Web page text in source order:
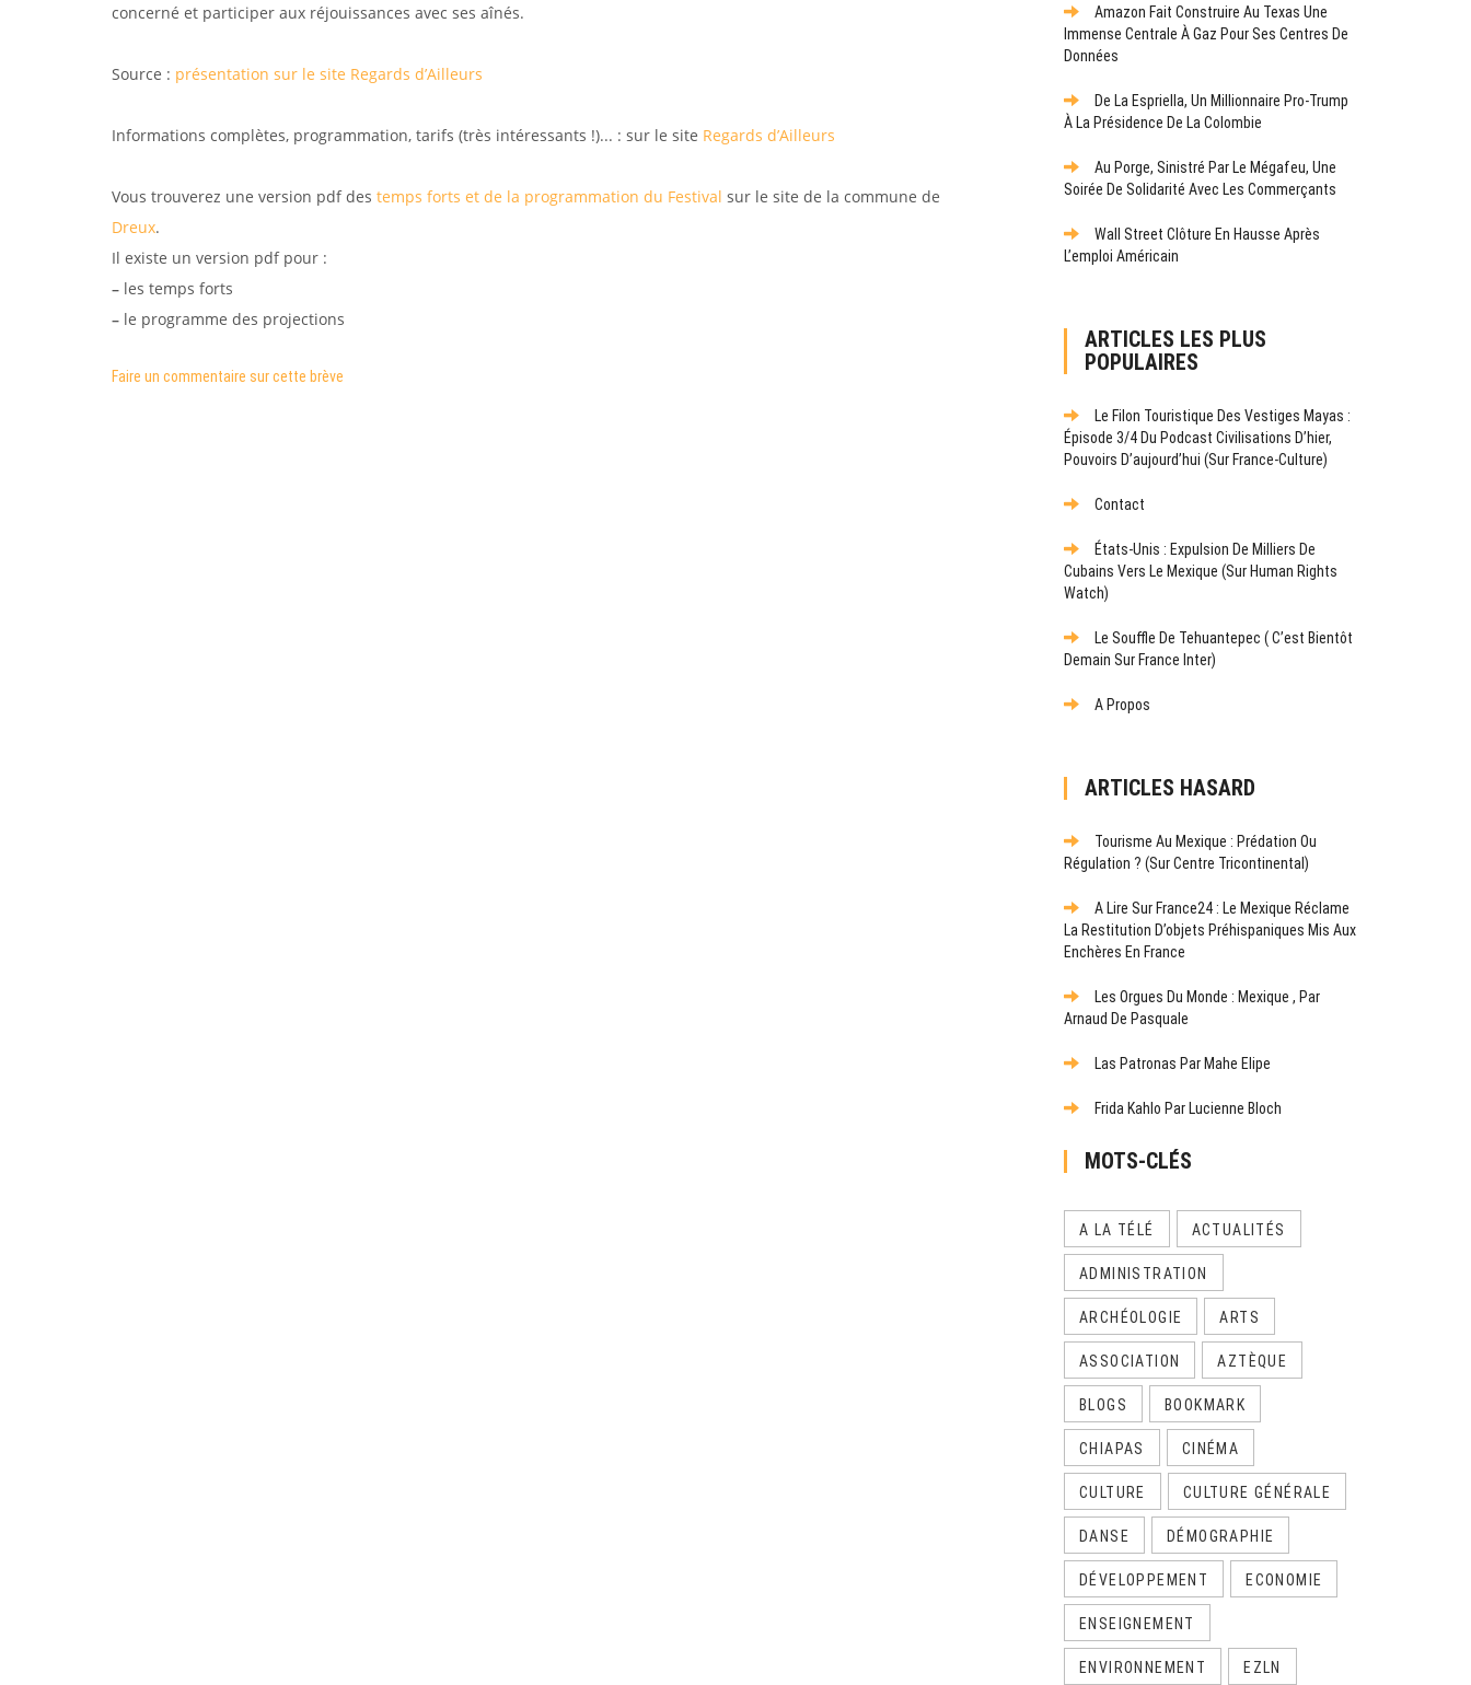
concerné et participer aux réjouissances avec ses aînés.
Source : présentation sur le site Regards d’Ailleurs
Informations complètes, programmation, tarifs (très intéressants !)... : sur le site Regards d’Ailleurs
Vous trouverez une version pdf des temps forts et de la programmation du Festival sur le site de la commune de
Dreux.
Il existe un version pdf pour :
– les temps forts
– le programme des projections
Faire un commentaire sur cette brève
Amazon Fait Construire Au Texas Une
Immense Centrale À Gaz Pour Ses Centres De
Données
De La Espriella, Un Millionnaire Pro-Trump
À La Présidence De La Colombie
Au Porge, Sinistré Par Le Mégafeu, Une
Soirée De Solidarité Avec Les Commerçants
Wall Street Clôture En Hausse Après
L’emploi Américain
ARTICLES LES PLUS
POPULAIRES
Le Filon Touristique Des Vestiges Mayas :
Épisode 3/4 Du Podcast Civilisations D’hier,
Pouvoirs D’aujourd’hui (sur France-Culture)
Contact
États-Unis : Expulsion De Milliers De
Cubains Vers Le Mexique (sur Human Rights
Watch)
Le Souffle De Tehuantepec ( C’est Bientôt
Demain Sur France Inter)
A Propos
ARTICLES HASARD
Tourisme Au Mexique : Prédation Ou
Régulation ? (Sur Centre Tricontinental)
A Lire Sur France24 : Le Mexique Réclame
La Restitution D’objets Préhispaniques Mis Aux
Enchères En France
Les Orgues Du Monde : Mexique , Par
Arnaud De Pasquale
Las Patronas Par Mahe Elipe
Frida Kahlo Par Lucienne Bloch
MOTS-CLÉS
A LA TÉLÉ ACTUALITÉS
ADMINISTRATION
ARCHÉOLOGIE ARTS
ASSOCIATION AZTÈQUE
BLOGS BOOKMARK
CHIAPAS CINÉMA
CULTURE CULTURE GÉNÉRALE
DANSE DÉMOGRAPHIE
DÉVELOPPEMENT ECONOMIE
ENSEIGNEMENT
ENVIRONNEMENT EZLN